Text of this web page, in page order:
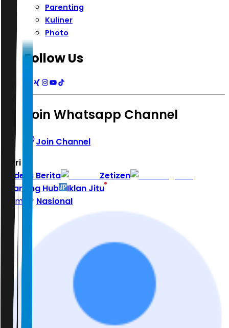
Parenting
Kuliner
Photo
Follow Us
Join Whatsapp Channel
Join Channel
Hari ini
Indeks Berita
Zetizen
Learning Hub
Iklan Jitu
Home
Nasional